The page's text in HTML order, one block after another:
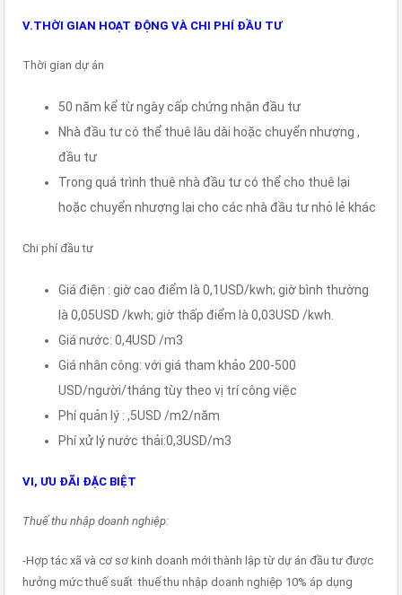
V.THỜI GIAN HOẠT ĐỘNG VÀ CHI PHÍ ĐẦU TƯ
Thời gian dự án
50 năm kể từ ngày cấp chứng nhận đầu tư
Nhà đầu tư có thể thuê lâu dài hoặc chuyển nhượng ,
đầu tư
Trong quá trình thuê nhà đầu tư có thể cho thuê lại
hoặc chuyển nhượng lại cho các nhà đầu tư nhỏ lẻ khác
Chi phí đầu tư
Giá điện : giờ cao điểm là 0,1USD/kwh; giờ bình thường
là 0,05USD /kwh; giờ thấp điểm là 0,03USD /kwh.
Giá nước: 0,4USD /m3
Giá nhân công: với giá tham khảo 200-500
USD/người/tháng tùy theo vị trí công việc
Phí quản lý : ,5USD /m2/năm
Phí xử lý nước thải:0,3USD/m3
VI, ƯU ĐÃI ĐẶC BIỆT
Thuế thu nhập doanh nghiệp:
-Hợp tác xã và cơ sơ kinh doanh mới thành lập từ dự án đầu tư được
hưởng mức thuế suất thuế thu nhập doanh nghiệp 10% áp dụng